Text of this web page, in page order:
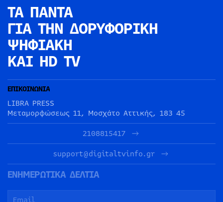
ΤΑ ΠΑΝΤΑ
ΓΙΑ ΤΗΝ ΔΟΡΥΦΟΡΙΚΗ
ΨΗΦΙΑΚΗ
ΚΑΙ HD TV
ΕΠΙΚΟΙΝΩΝΙΑ
LIBRA PRESS
Μεταμορφώσεως 11, Μοσχάτο Αττικής, 183 45
2108815417
support@digitaltvinfo.gr
ΕΝΗΜΕΡΩΤΙΚΑ ΔΕΛΤΙΑ